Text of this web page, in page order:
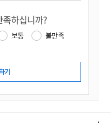
족하십니까?
보통
불만족